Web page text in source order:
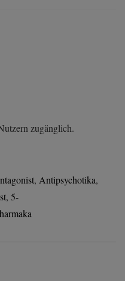
zugänglich.
, Antipsychotika,
5-